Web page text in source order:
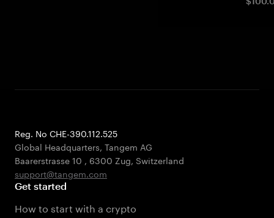
Reg. No CHE-390.112.525
Global Headquarters, Tangem AG
Baarerstrasse 10 , 6300 Zug, Switzerland
support@tangem.com
Get started
How to start with a crypto